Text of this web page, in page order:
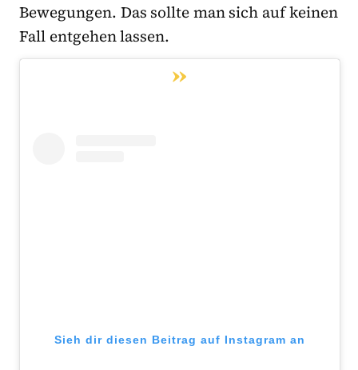
Bewegungen. Das sollte man sich auf keinen
Fall entgehen lassen.
Sieh dir diesen Beitrag auf Instagram an